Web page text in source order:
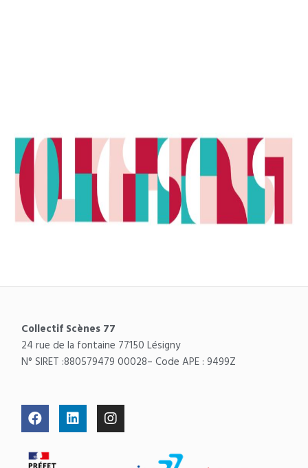
Collectif Scènes 77
24 rue de la fontaine 77150 Lésigny
N° SIRET :880579479 00028– Code APE : 9499Z